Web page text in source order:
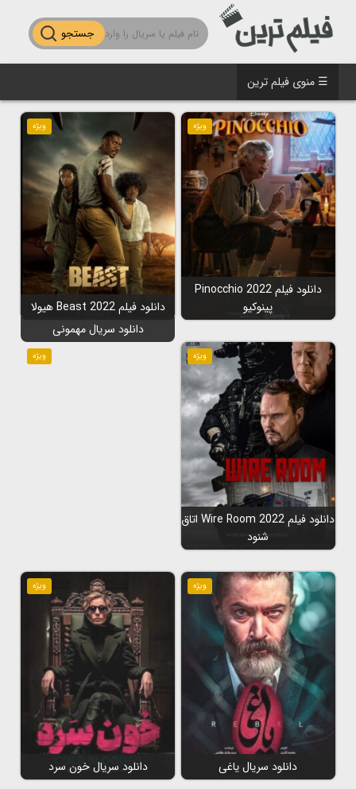
جستجو
☰ منوی فیلم ترین
ویژه
دانلود فیلم Pinocchio 2022
پینوکیو
ویژه
دانلود فیلم Beast 2022 هیولا
ویژه
دانلود فیلم Wire Room 2022 اتاق
شنود
ویژه
دانلود سریال مهمونی
ویژه
دانلود سریال یاغی
ویژه
دانلود سریال خون سرد